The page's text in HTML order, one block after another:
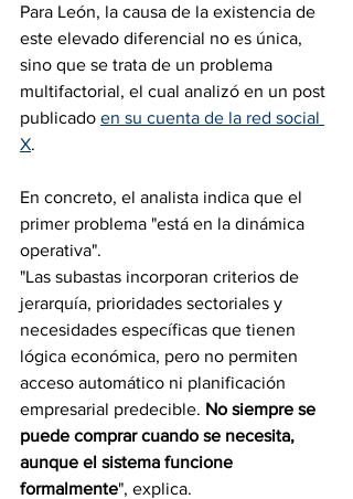
Para León, la causa de la existencia de
este elevado diferencial no es única,
sino que se trata de un problema
multifactorial, el cual analizó en un post
publicado en su cuenta de la red social
X.
En concreto, el analista indica que el
primer problema "está en la dinámica
operativa".
"Las subastas incorporan criterios de
jerarquía, prioridades sectoriales y
necesidades específicas que tienen
lógica económica, pero no permiten
acceso automático ni planificación
empresarial predecible. No siempre se
puede comprar cuando se necesita,
aunque el sistema funcione
formalmente", explica.